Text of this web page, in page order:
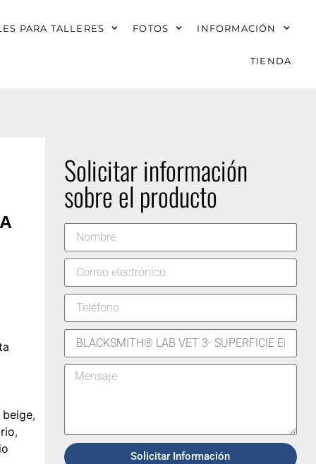
PARA TALLERES FOTOS INFORMACIÓN
TIENDA
,
,
Solicitar información
sobre el producto
Solicitar Información